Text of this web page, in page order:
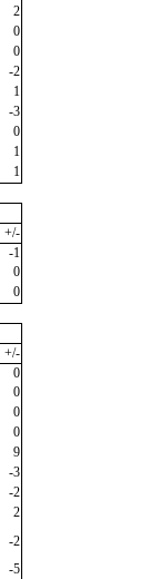
2
0
0
-2
1
-3
0
1
1
+/-
-1
0
0
+/-
0
0
0
0
9
-3
-2
2
-2
-5